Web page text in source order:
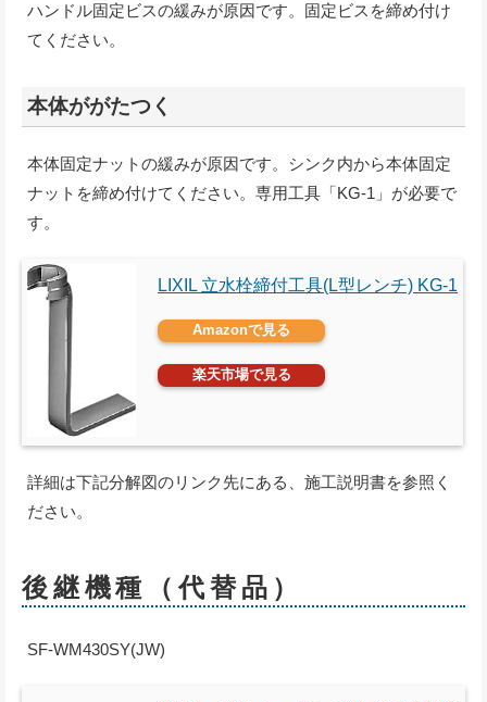
ハンドル固定ビスの緩みが原因です。固定ビスを締め付け
てください。
本体ががたつく
本体固定ナットの緩みが原因です。シンク内から本体固定
ナットを締め付けてください。専用工具「KG-1」が必要で
す。
LIXIL 立水栓締付工具(L型レンチ) KG-1
Amazonで見る
楽天市場で見る
詳細は下記分解図のリンク先にある、施工説明書を参照く
ださい。
後継機種（代替品）
SF-WM430SY(JW)